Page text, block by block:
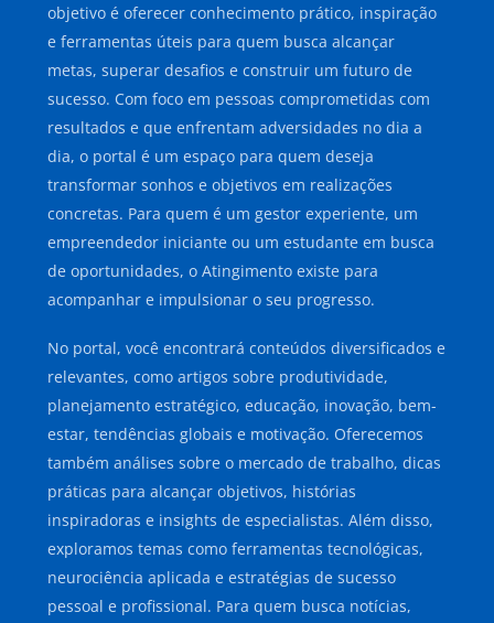
objetivo é oferecer conhecimento prático, inspiração
e ferramentas úteis para quem busca alcançar
metas, superar desafios e construir um futuro de
sucesso. Com foco em pessoas comprometidas com
resultados e que enfrentam adversidades no dia a
dia, o portal é um espaço para quem deseja
transformar sonhos e objetivos em realizações
concretas. Para quem é um gestor experiente, um
empreendedor iniciante ou um estudante em busca
de oportunidades, o Atingimento existe para
acompanhar e impulsionar o seu progresso.
No portal, você encontrará conteúdos diversificados e
relevantes, como artigos sobre produtividade,
planejamento estratégico, educação, inovação, bem-
estar, tendências globais e motivação. Oferecemos
também análises sobre o mercado de trabalho, dicas
práticas para alcançar objetivos, histórias
inspiradoras e insights de especialistas. Além disso,
exploramos temas como ferramentas tecnológicas,
neurociência aplicada e estratégias de sucesso
pessoal e profissional. Para quem busca notícias,